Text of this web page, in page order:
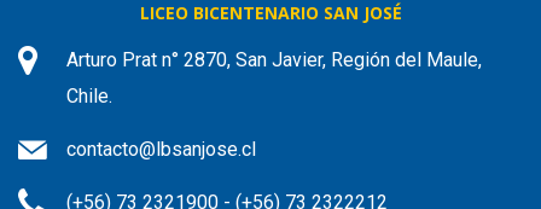
LICEO BICENTENARIO SAN JOSÉ
Arturo Prat n° 2870, San Javier, Región del Maule,
Chile.
contacto@lbsanjose.cl
(+56) 73 2321900 - (+56) 73 2322212